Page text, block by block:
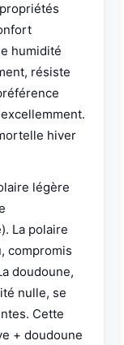
humidité
résiste
hiver
légère
La polaire
compromis
doudoune,
nulle, se
Cette
+ doudoune